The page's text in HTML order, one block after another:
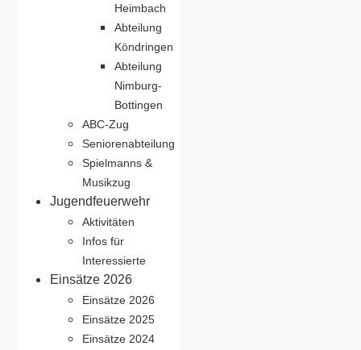
Heimbach
Abteilung
Köndringen
Abteilung
Nimburg-
Bottingen
ABC-Zug
Seniorenabteilung
Spielmanns &
Musikzug
Jugendfeuerwehr
Aktivitäten
Infos für
Interessierte
Einsätze 2026
Einsätze 2026
Einsätze 2025
Einsätze 2024